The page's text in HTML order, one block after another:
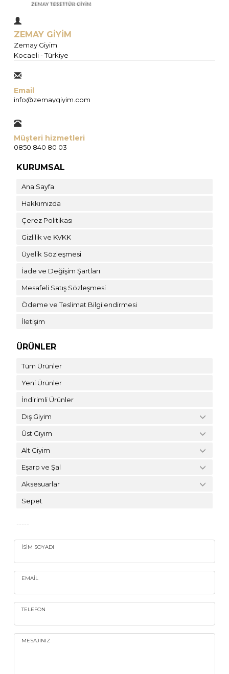
ZEMAY GİYİM
Zemay Giyim
Kocaeli - Türkiye
Email
info@zemaygiyim.com
Müşteri hizmetleri
0850 840 80 03
KURUMSAL
Ana Sayfa
Hakkımızda
Çerez Politikası
Gizlilik ve KVKK
Üyelik Sözleşmesi
İade ve Değişim Şartları
Mesafeli Satış Sözleşmesi
Ödeme ve Teslimat Bilgilendirmesi
İletişim
ÜRÜNLER
Tüm Ürünler
Yeni Ürünler
İndirimli Ürünler
Dış Giyim
Üst Giyim
Alt Giyim
Eşarp ve Şal
Aksesuarlar
Sepet
-----
İSIM SOYADI
EMAIL
TELEFON
MESAJINIZ